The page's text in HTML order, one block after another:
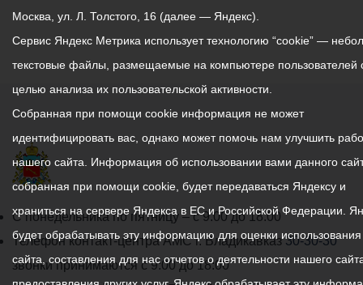
График
работы
администрации
С понедельника по пятницу – с 9.00 до 18.00
Телефон контакт-центра АМС г. Владикавказ30-30-30
звонки принимаются с 9:00 до 18:00
Москва, ул. Л. Толстого, 16 (далее — Яндекс).
Сервис Яндекс Метрика использует технологию “cookie” —
текстовые файлы, размещаемые на компьютере пользователей
целью анализа их пользовательской активности.
Собранная при помощи cookie информация не может
идентифицировать вас, однако может помочь нам улучшить
нашего сайта. Информация об использовании вами данного
собранная при помощи cookie, будет передаваться Яндексу и
храниться на сервере Яндекса в ЕС и Российской Федерации.
будет обрабатывать эту информацию для оценки
сайта, составления для нас отчетов о деятельности нашего